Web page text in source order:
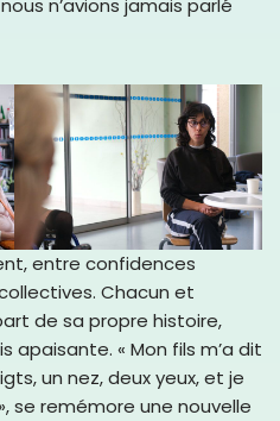
n’avions jamais parlé
entre confidences
Chacun et
de sa propre histoire,
apaisante. « Mon fils m’a dit
un nez, deux yeux, et je
se remémore une nouvelle